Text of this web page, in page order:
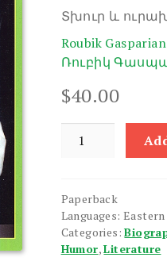
Տխուր և
Roubik Gasparian
Ռուբիկ
$40.00
Mkrtchyan
Paperback
Languages:
Categories:
Humor,Literature